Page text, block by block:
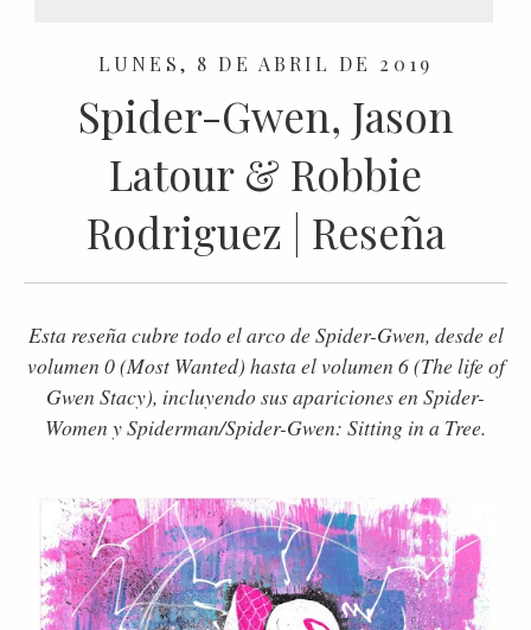
LUNES, 8 DE ABRIL DE 2019
Spider-Gwen, Jason
Latour & Robbie
Rodriguez | Reseña
Esta reseña cubre todo el arco de Spider-Gwen, desde el
volumen 0 (Most Wanted) hasta el volumen 6 (The life of
Gwen Stacy), incluyendo sus apariciones en Spider-
Women y Spiderman/Spider-Gwen: Sitting in a Tree.